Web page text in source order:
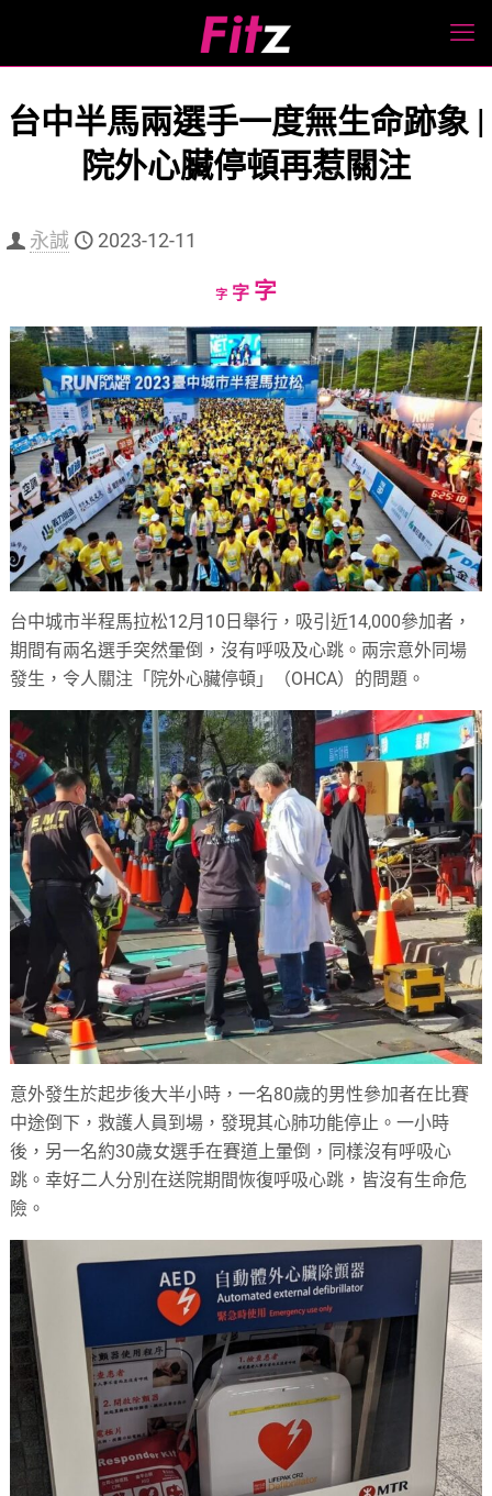
台中半馬兩選手一度無生命跡象 |
院外心臟停頓再惹關注
永誠 2023-12-11
字Decrease
size.
字Reset
size.
字Increase
size.
台中城市半程馬拉松12月10日舉行，吸引近14,000參加者，
期間有兩名選手突然暈倒，沒有呼吸及心跳。兩宗意外同場
發生，令人關注「院外心臟停頓」（OHCA）的問題。
意外發生於起步後大半小時，一名80歲的男性參加者在比賽
中途倒下，救護人員到場，發現其心肺功能停止。一小時
後，另一名約30歲女選手在賽道上暈倒，同樣沒有呼吸心
跳。幸好二人分別在送院期間恢復呼吸心跳，皆沒有生命危
險。